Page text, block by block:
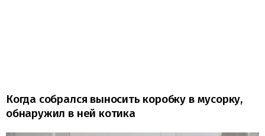
Когда собрался выносить коробку в мусорку,
обнаружил в ней котика